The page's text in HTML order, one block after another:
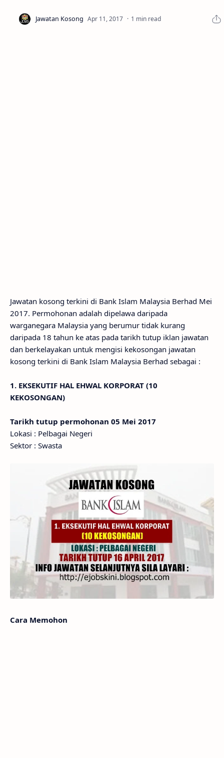
1 min read
Jawatan kosong terkini di Bank Islam Malaysia Berhad Mei
2017. Permohonan adalah dipelawa daripada
warganegara Malaysia yang berumur tidak kurang
daripada 18 tahun ke atas pada tarikh tutup iklan jawatan
dan berkelayakan untuk mengisi kekosongan jawatan
kosong terkini di Bank Islam Malaysia Berhad sebagai :
1. EKSEKUTIF HAL EHWAL KORPORAT (10
KEKOSONGAN)
Tarikh tutup permohonan 05 Mei 2017
Lokasi : Pelbagai Negeri
Sektor : Swasta
Cara Memohon